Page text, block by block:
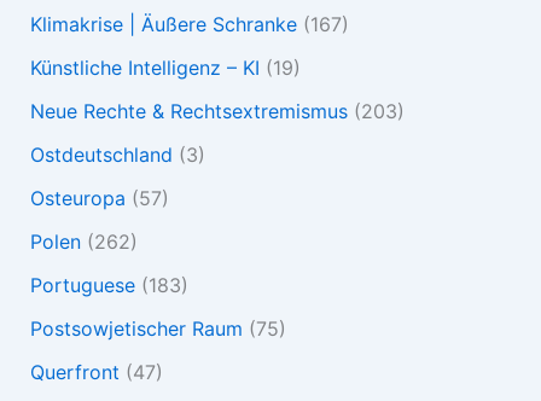
Klimakrise | Äußere Schranke(167)
Künstliche Intelligenz – KI (19)
Neue Rechte & Rechtsextremismus(203)
Ostdeutschland (3)
Osteuropa (57)
Polen(262)
Portuguese(183)
Postsowjetischer Raum (75)
Querfront (47)